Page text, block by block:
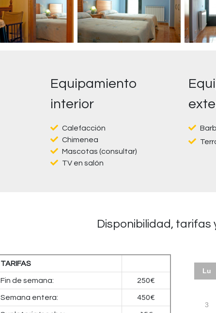
Equipamiento
interior
Calefacción
Chimenea
Mascotas (consultar)
TV en salón
Disponibilidad, tarifas
TARIFAS
Fin de semana: 250€
Semana entera: 450€